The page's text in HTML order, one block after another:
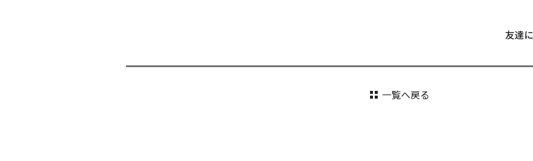
友達
一覧へ戻る